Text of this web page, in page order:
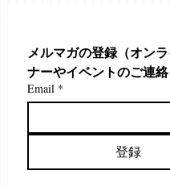
メルマガの登録（オン
ナーやイベントのご連絡
Email *
登録